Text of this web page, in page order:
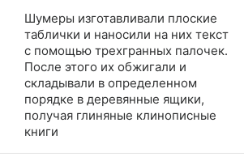
Шумеры изготавливали плоские
таблички и наносили на них текст
с помощью трехгранных палочек.
После этого их обжигали и
складывали в определенном
порядке в деревянные ящики,
получая глиняные клинописные
книги